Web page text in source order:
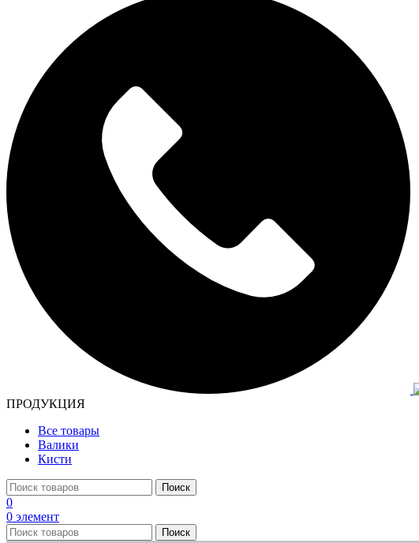
ПРОДУКЦИЯ
Все товары
Валики
Кисти
Поиск
0
0 элемент
Поиск